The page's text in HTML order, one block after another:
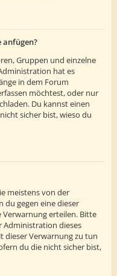
anfügen?
Gruppen und einzelne
hat es
in dem Forum
möchtest, oder nur
Du kannst einen
sicher bist, wieso du
meistens von der
du gegen eine dieser
Verwarnung erteilen. Bitte
Administration dieses
dieser Verwarnung zu tun
du die nicht sicher bist,